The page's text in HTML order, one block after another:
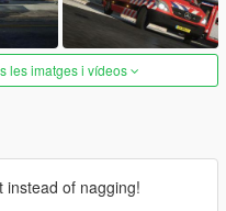
les imatges i vídeos
instead of nagging!